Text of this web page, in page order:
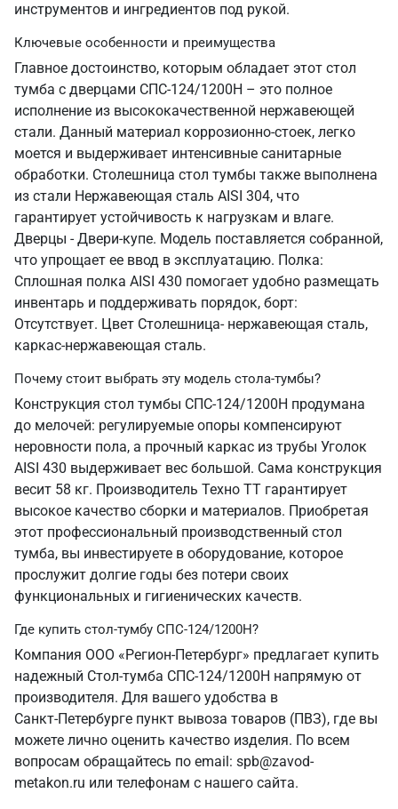
инструментов и ингредиентов под рукой.
Ключевые особенности и преимущества
Главное достоинство, которым обладает этот стол
тумба с дверцами СПС-124/1200Н – это полное
исполнение из высококачественной нержавеющей
стали. Данный материал коррозионно-стоек, легко
моется и выдерживает интенсивные санитарные
обработки. Столешница стол тумбы также выполнена
из стали Нержавеющая сталь AISI 304, что
гарантирует устойчивость к нагрузкам и влаге.
Дверцы - Двери-купе. Модель поставляется собранной,
что упрощает ее ввод в эксплуатацию. Полка:
Сплошная полка AISI 430 помогает удобно размещать
инвентарь и поддерживать порядок, борт:
Отсутствует. Цвет Столешница- нержавеющая сталь,
каркас-нержавеющая сталь.
Почему стоит выбрать эту модель стола-тумбы?
Конструкция стол тумбы СПС-124/1200Н продумана
до мелочей: регулируемые опоры компенсируют
неровности пола, а прочный каркас из трубы Уголок
AISI 430 выдерживает вес большой. Сама конструкция
весит 58 кг. Производитель Техно ТТ гарантирует
высокое качество сборки и материалов. Приобретая
этот профессиональный производственный стол
тумба, вы инвестируете в оборудование, которое
прослужит долгие годы без потери своих
функциональных и гигиенических качеств.
Где купить стол-тумбу СПС-124/1200Н?
Компания ООО «Регион-Петербург» предлагает купить
надежный Стол-тумба СПС-124/1200Н напрямую от
производителя. Для вашего удобства в
Санкт‑Петербурге пункт вывоза товаров (ПВЗ), где вы
можете лично оценить качество изделия. По всем
вопросам обращайтесь по email: spb@zavod-
metakon.ru или телефонам с нашего сайта.